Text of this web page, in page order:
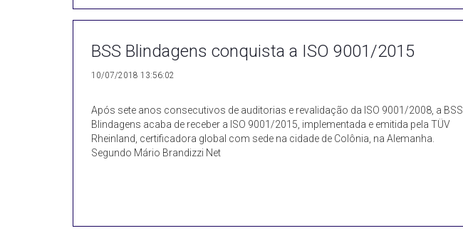
BSS Blindagens conquista a ISO 9001/2015
10/07/2018 13:56:02
Após sete anos consecutivos de auditorias e revalidação da ISO 9001/2008, a BSS
Blindagens acaba de receber a ISO 9001/2015, implementada e emitida pela TÜV
Rheinland, certificadora global com sede na cidade de Colônia, na Alemanha.
Segundo Mário Brandizzi Net